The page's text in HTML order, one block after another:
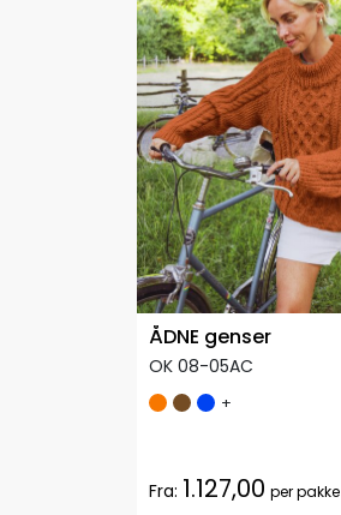
ÅDNE genser
OK 08-05AC
+
Fra: 1.127,00 per pakke